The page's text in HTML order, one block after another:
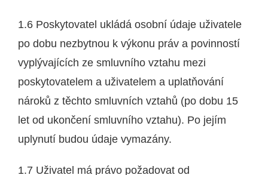
1.6 Poskytovatel ukládá osobní údaje uživatele
po dobu nezbytnou k výkonu práv a povinností
vyplývajících ze smluvního vztahu mezi
poskytovatelem a uživatelem a uplatňování
nároků z těchto smluvních vztahů (po dobu 15
let od ukončení smluvního vztahu). Po jejím
uplynutí budou údaje vymazány.
1.7 Uživatel má právo požadovat od